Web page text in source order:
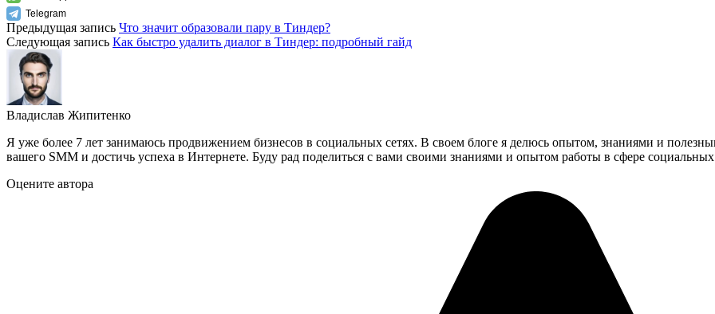
Telegram
Предыдущая запись Что значит образовали пару в Тиндер?
Следующая запись Как быстро удалить диалог в Тиндер: подробный гайд
Владислав Жипитенко
Я уже более 7 лет занимаюсь продвижением бизнесов в социальных сетях. В своем блоге я делюсь опытом, знаниями и
вашего SMM и достичь успеха в Интернете. Буду рад поделиться с вами своими знаниями и опытом работы в сфере
Оцените автора